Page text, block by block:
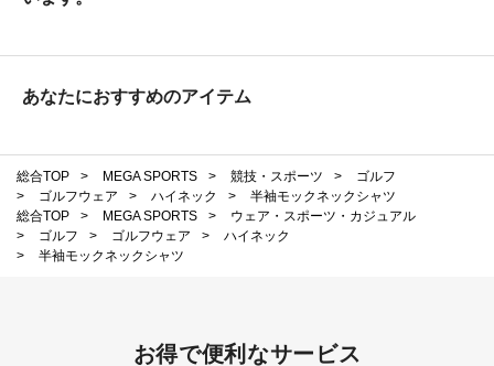
あなたにおすすめのアイテム
総合TOP > MEGA SPORTS > 競技・スポーツ >
ゴルフ
>
ゴルフウェア > ハイネック >
半袖モックネックシャツ
総合TOP
> MEGA SPORTS >
ウェア・スポーツ・カジュアル
>
ゴルフ > ゴルフウェア >
ハイネック
>
半袖モックネックシャツ
お得で便利なサービス